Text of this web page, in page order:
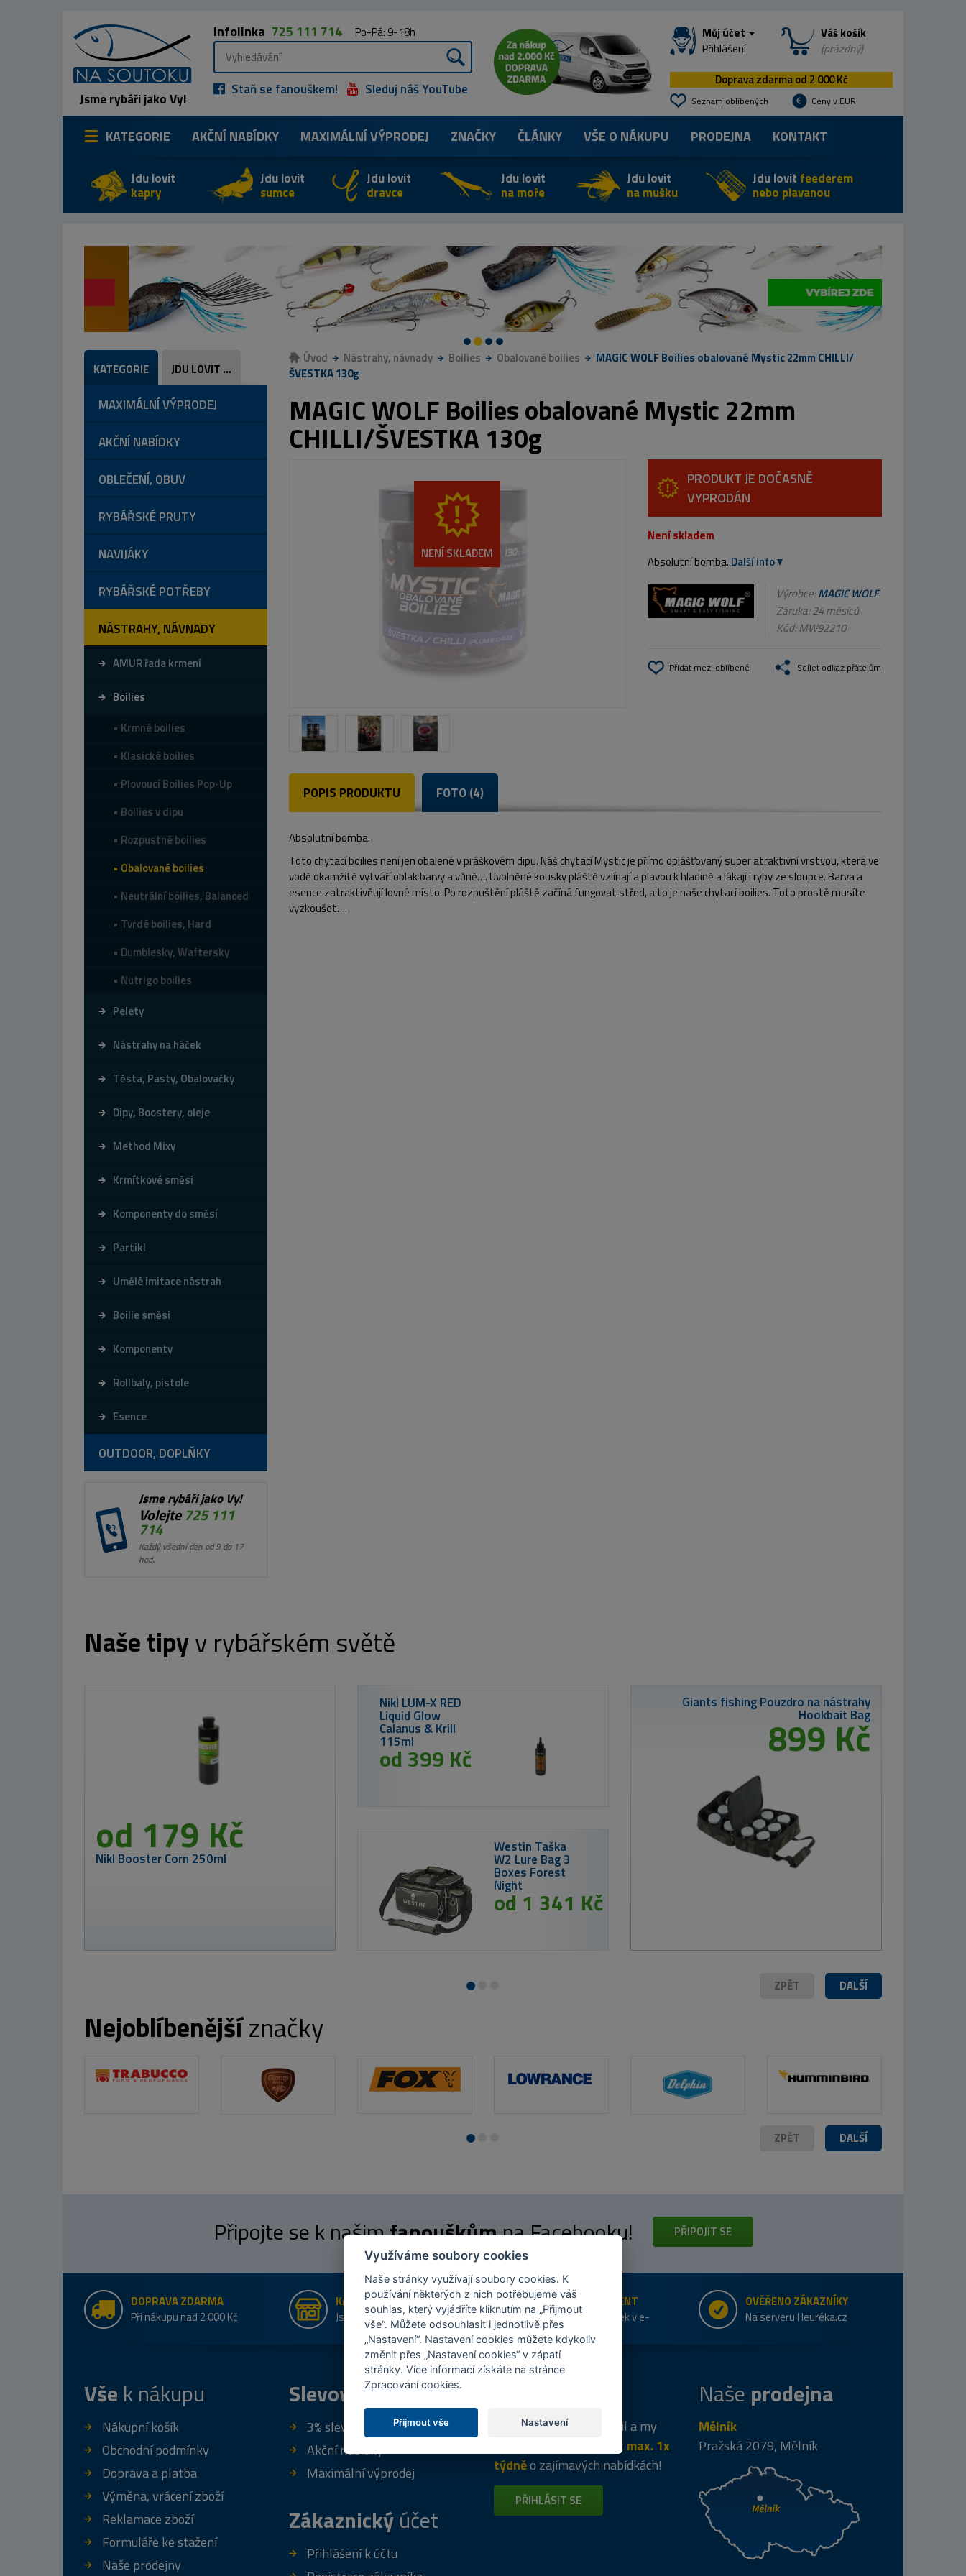
Jsme rybáři jako Vy!
Infolinka 725 111 714 Po-Pá: 9-18h
Staň se fanouškem! Sleduj náš YouTube
Můj účet
Přihlášení
Váš košík
(prázdný)
Doprava zdarma od 2 000 Kč
Seznam oblíbených Ceny v EUR
KATEGORIE AKČNÍ NABÍDKY MAXIMÁLNÍVÝPRODEJ ZNAČKY ČLÁNKY VŠE O NÁKUPU PRODEJNA KONTAKT
Jdu lovit
kapry
Jdu lovit
sumce
Jdu lovit
dravce
Jdu lovit
na moře
Jdu lovit
na mušku
Jdu lovit feederem
nebo plavanou
KATEGORIE JDU LOVIT ...
MAXIMÁLNÍ VÝPRODEJ
AKČNÍ NABÍDKY
OBLEČENÍ, OBUV
RYBÁŘSKÉ PRUTY
NAVIJÁKY
RYBÁŘSKÉ POTŘEBY
NÁSTRAHY, NÁVNADY
AMUR řada krmení
Boilies
Krmné boilies
Klasické boilies
Plovoucí Boilies Pop-Up
Boilies v dipu
Rozpustné boilies
Obalované boilies
Neutrální boilies, Balanced
Tvrdé boilies, Hard
Dumblesky, Waftersky
Nutrigo boilies
Pelety
Nástrahy na háček
Těsta, Pasty, Obalovačky
Dipy, Boostery, oleje
Method Mixy
Krmítkové směsi
Komponenty do směsí
Partikl
Umělé imitace nástrah
Boilie směsi
Komponenty
Rollbaly, pistole
Esence
OUTDOOR, DOPLŇKY
Jsme rybáři jako Vy!
Volejte725 111
714
Každý všední den od 9 do 17
hod.
Úvod Nástrahy, návnady Boilies Obalované boilies
MAGIC WOLF Boilies obalované Mystic 22mm CHILLI/
ŠVESTKA 130g
MAGIC WOLF Boilies obalované Mystic 22mm
CHILLI/ŠVESTKA 130g
NENÍ SKLADEM
PRODUKT JE DOČASNĚ
VYPRODÁN
Není skladem
Absolutní bomba. Další info
Výrobce:MAGIC WOLF
Záruka: 24 měsíců
Kód:MW92210
Přidat mezi oblíbené Sdílet odkaz přátelům
POPIS PRODUKTU FOTO (4)
Absolutní bomba.
Toto chytací boilies není jen obalené v práškovém dipu. Náš chytací Mystic je přímo oplášťovaný super atraktivní vrstvou, která ve
vodě okamžitě vytváří oblak barvy a vůně…. Uvolněné kousky pláště vzlínají a plavou k hladině a lákají i ryby ze sloupce. Barva a
esence zatraktivňují lovné místo. Po rozpuštění pláště začíná fungovat střed, a to je naše chytací boilies. Toto prostě musíte
vyzkoušet….
Naše tipyv rybářském světě
Kč
Boxes Forest
Night
od 1 341 Kč
Giants fishing Pouzdro na nástrahy
od 259 Kč
Nikl Ready PVA Stick Calanus &
DALŠÍ
ZPĚT
Nejoblíbenějšíznačky
DALŠÍ
ZPĚT
Připojte se k našimfanouškůmna Facebooku! PŘIPOJIT SE
DOPRAVA ZDARMA
Při nákupu nad 2 000 Kč
KAMENNÉ PRODEJNY
Jsme na trhu více než 10 let
ŠIROKÝ SORTIMENT
Přes 20 tis. položek v e-
shopu
OVĚŘENO ZÁKAZNÍKY
Na serveru Heuréka.cz
Vše k nákupu
Nákupní košík
Obchodní podmínky
Doprava a platba
Výměna, vrácení zboží
Reklamace zboží
Formuláře ke stažení
Naše prodejny
Slevový program
3% sleva za registraci
Akční nabídky
Maximální výprodej
Zákaznickýúčet
Přihlášení k účtu
Napište nám svůj e-mail a my
vás budeme informovat max. 1x
týdněo zajímavých nabídkách!
PŘIHLÁSIT SE
Naše prodejna
Mělník
Pražská 2079, Mělník
Využíváme soubory cookies
Naše stránky využívají soubory cookies. K
používání některých z nich potřebujeme váš
souhlas, který vyjádříte kliknutím na „Přijmout
vše“. Můžete odsouhlasit i jednotlivě přes
„Nastavení“. Nastavení cookies můžete kdykoliv
změnit přes „Nastavení cookies“ v zápatí
stránky. Více informací získáte na stránce
Zpracování cookies.
Přijmout vše Nastavení